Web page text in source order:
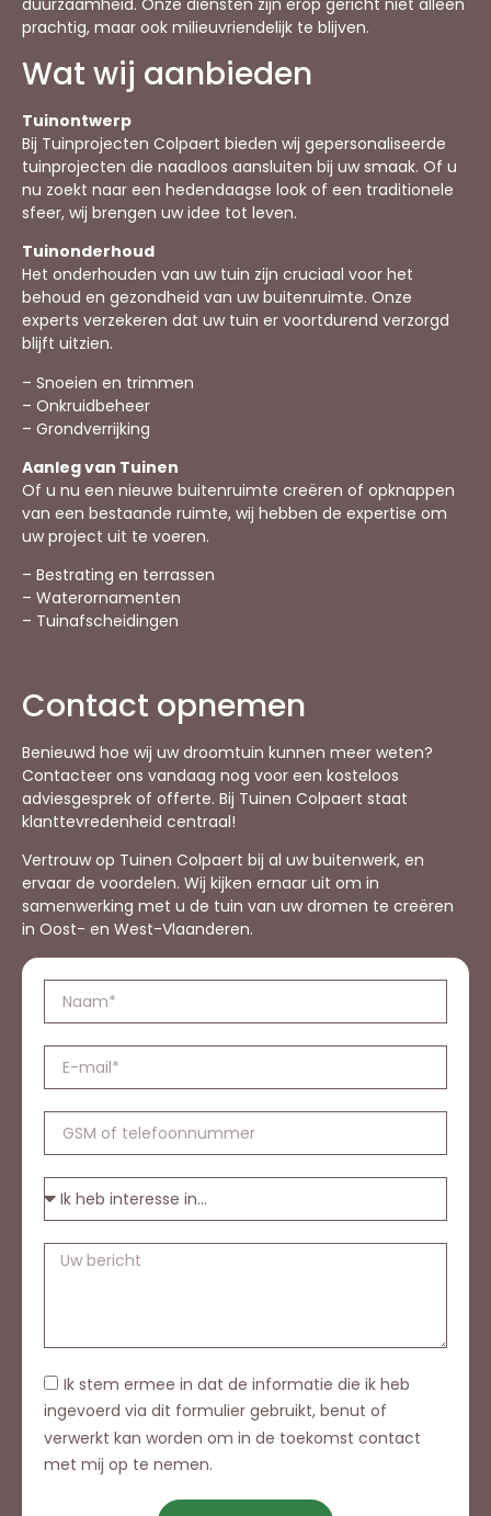
duurzaamheid. Onze diensten zijn erop gericht niet alleen
prachtig, maar ook milieuvriendelijk te blijven.
Wat wij aanbieden
Tuinontwerp
Bij Tuinprojecten Colpaert bieden wij gepersonaliseerde
tuinprojecten die naadloos aansluiten bij uw smaak. Of u
nu zoekt naar een hedendaagse look of een traditionele
sfeer, wij brengen uw idee tot leven.
Tuinonderhoud
Het onderhouden van uw tuin zijn cruciaal voor het
behoud en gezondheid van uw buitenruimte. Onze
experts verzekeren dat uw tuin er voortdurend verzorgd
blijft uitzien.
– Snoeien en trimmen
– Onkruidbeheer
– Grondverrijking
Aanleg van Tuinen
Of u nu een nieuwe buitenruimte creëren of opknappen
van een bestaande ruimte, wij hebben de expertise om
uw project uit te voeren.
– Bestrating en terrassen
– Waterornamenten
– Tuinafscheidingen
Contact opnemen
Benieuwd hoe wij uw droomtuin kunnen meer weten?
Contacteer ons vandaag nog voor een kosteloos
adviesgesprek of offerte. Bij Tuinen Colpaert staat
klanttevredenheid centraal!
Vertrouw op Tuinen Colpaert bij al uw buitenwerk, en
ervaar de voordelen. Wij kijken ernaar uit om in
samenwerking met u de tuin van uw dromen te creëren
in Oost- en West-Vlaanderen.
Ik stem ermee in dat de informatie die ik heb
ingevoerd via dit formulier gebruikt, benut of
verwerkt kan worden om in de toekomst contact
met mij op te nemen.